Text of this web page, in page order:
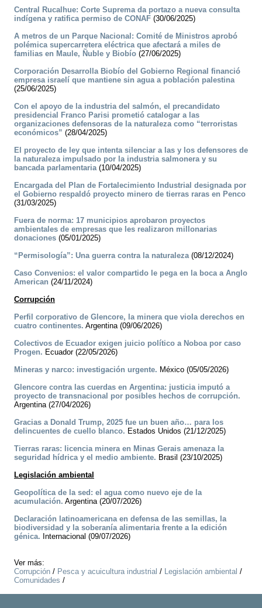
Central Rucalhue: Corte Suprema da portazo a nueva consulta
indígena y ratifica permiso de CONAF (30/06/2025)
A metros de un Parque Nacional: Comité de Ministros aprobó
polémica supercarretera eléctrica que afectará a miles de
familias en Maule, Ñuble y Biobío (27/06/2025)
Corporación Desarrolla Biobío del Gobierno Regional financió
empresa israelí que mantiene sin agua a población palestina
(25/06/2025)
Con el apoyo de la industria del salmón, el precandidato
presidencial Franco Parisi prometió catalogar a las
organizaciones defensoras de la naturaleza como “terroristas
económicos” (28/04/2025)
El proyecto de ley que intenta silenciar a las y los defensores de
la naturaleza impulsado por la industria salmonera y su
bancada parlamentaria(10/04/2025)
Encargada del Plan de Fortalecimiento Industrial designada por
el Gobierno respaldó proyecto minero de tierras raras en Penco
(31/03/2025)
Fuera de norma: 17 municipios aprobaron proyectos
ambientales de empresas que les realizaron millonarias
donaciones (05/01/2025)
“Permisología”: Una guerra contra la naturaleza(08/12/2024)
Caso Convenios: el valor compartido le pega en la boca a Anglo
American (24/11/2024)
Corrupción
Perfil corporativo de Glencore, la minera que viola derechos en
cuatro continentes. Argentina (09/06/2026)
Colectivos de Ecuador exigen juicio político a Noboa por caso
Progen. Ecuador (22/05/2026)
Mineras y narco: investigación urgente. México (05/05/2026)
Glencore contra las cuerdas en Argentina: justicia imputó a
proyecto de transnacional por posibles hechos de corrupción.
Argentina (27/04/2026)
Gracias a Donald Trump, 2025 fue un buen año… para los
delincuentes de cuello blanco. Estados Unidos (21/12/2025)
Tierras raras: licencia minera en Minas Gerais amenaza la
seguridad hídrica y el medio ambiente. Brasil (23/10/2025)
Legislación ambiental
Geopolítica de la sed: el agua como nuevo eje de la
acumulación. Argentina (20/07/2026)
Declaración latinoamericana en defensa de las semillas, la
biodiversidad y la soberanía alimentaria frente a la edición
génica. Internacional (09/07/2026)
Ver más:
Corrupción / Pesca y acuicultura industrial / Legislación ambiental /
Comunidades /